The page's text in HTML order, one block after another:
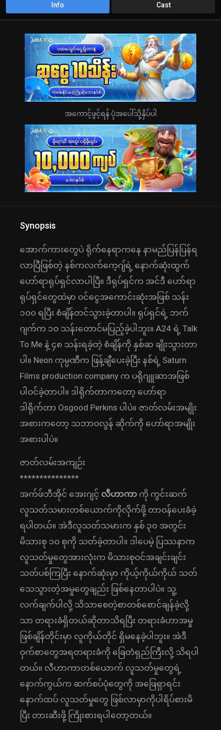
Info Cast
အကောင့်ဖွင့်ရန် ပုံအပေါ်သို့နှိပ်ပါ
Synopsis
အောက်ကားတွေပဲ ရိုက်နေရာကနေ နာမည်ပြန်ပြန်ရ
လာပြီဖြစ်တဲ့ နစ်ကလက်ကေ့ဂျ်ရဲ့ နောက်ဆုံးထွက်
ဟော်ရာရုပ်ရှင်လာပါပြီ။ ဒီရုပ်ရှင်က အင်ဒီ ဟော်ရာ
ရုပ်ရှင်တွေထဲမှာ ဝင်ငွေအကောင်းဆုံးအဖြစ် သန်း
၁၀၀ ရပြီး စံချိန်တင်သွားခဲ့တာပါ။ ရုပ်ရှင်ရဲ့ ဘက်
ဂျက်က ၁၀ သန်းတောင်မပြည့်ခဲ့ပါဘူး။ A24 ရဲ့ Talk
To Me နဲ့ ၄၈ သန်းရခဲ့တဲ့ စံချိန်ကို နှစ်ဆ ချိုးသွားတာ
ပါ။ Neon ကုမ္ပဏီက ဖြန့်ချီပေးခဲ့ပြီး နစ်ရဲ့ Saturn
Films production company က ပရိုဂျူဆာအဖြစ်
ပါဝင်ခဲ့တာပါ။ ဒါရိုက်တာကတော့ ဟော်ရာ
ဒါရိုက်တာ Osgood Perkins ပါပဲ။ ဇာတ်လမ်းအမျိုး
အစားကတော့ သဘာဝလွန် ဆိုက်ကို ဟော်ရာအမျိုး
အစားပါပဲ။
ဇာတ်လမ်းအကျဉ်း
***************
အက်ဖ်ဘီအိုင် အေးဂျင့် လီဟာကာ ကို ကွင်းဆက်
လူသတ်သမားတစ်ယောက်ကိုလိုက်ဖို့ တာဝန်ပေးခံခဲ့
ရပါတယ်။ အဲဒီလူသတ်သမားက နှစ် ၃၀ အတွင်း
မိသားစု ၁၀ စုကို သတ်ခဲ့တာပါ။ ဒါပေမဲ့ ပြဿနာက
လူသတ်မှုတွေအားလုံးက မိသားစုဝင်အချင်းချင်း
သတ်ပစ်ကြပြီး နောက်ဆုံးမှာ ကိုယ့်ကိုယ်ကိုယ် သတ်
သေသွားတဲ့အမှုတွေချည်း ဖြစ်နေတာပါပဲ။ သူ့
လက်ချက်ပါလို့ သိသာစေတဲ့စာတစ်စောင်ချန်ခဲ့လို့
သာ တရားခံရှိတယ်ဆိုတာသိရပြီး တရားခံဟာအမှု
ဖြစ်ချိန်တိုင်းမှာ လူကိုယ်တိုင် ရှိမနေခဲ့ပါဘူး။ အဲဒီ
ဝှက်စာတွေအရတရားခံကို ခြေတံရှည်ကြီးလို့ သိရပါ
တယ်။ လီဟာကာတစ်ယောက် လူသတ်မှုတွေရဲ့
နောက်ကွယ်က ဆက်စပ်ပုံတွေကို အဖြေရှာရင်း
နောက်ထပ် လူသတ်မှုတွေ ဖြစ်လာမှာကိုပါရိပ်စားမိ
ပြီး တားဆီးဖို့ ကြိုးစားရပါတော့တယ်။